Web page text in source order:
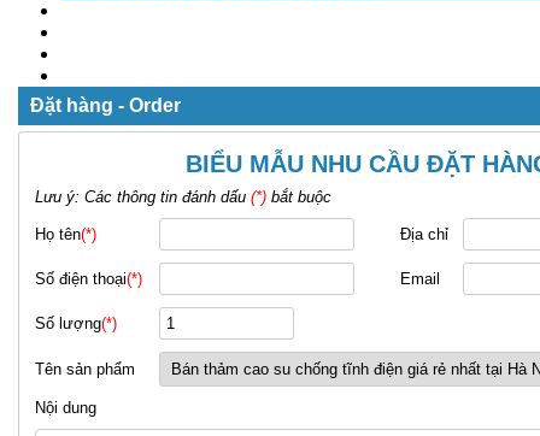
Đặt hàng - Order
BIỂU MẪU NHU CẦU ĐẶT
Lưu ý: Các thông tin đánh dấu (*) bắt buộc
Họ tên(*) Địa chỉ
Số điện thoại(*) Email
Số lượng(*)
Tên sản phẩm
Nội dung